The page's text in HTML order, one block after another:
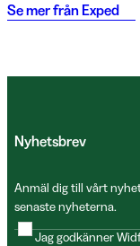
Se mer från Exped
Nyhetsbrev
Anmäl dig till vårt
senaste nyheterna.
Jag godkänner